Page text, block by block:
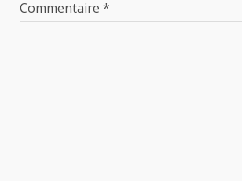
Commentaire *